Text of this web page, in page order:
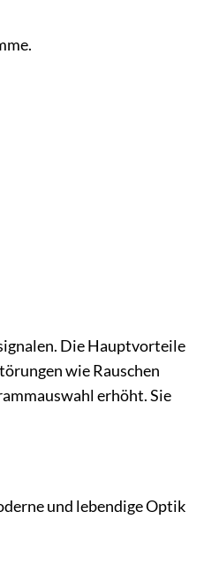
Die Hauptvorteile
wie Rauschen
erhöht. Sie
und lebendige Optik